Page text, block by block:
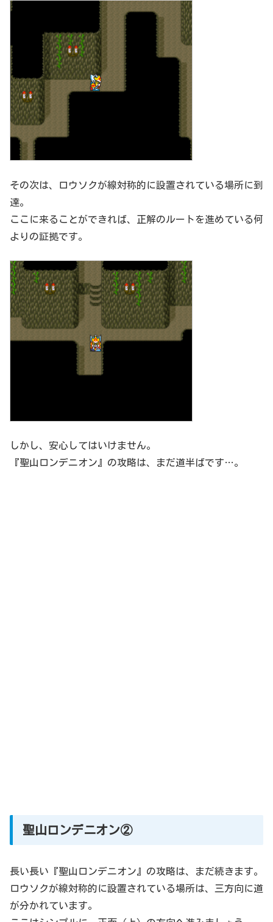
その次は、ロウソクが線対称的に設置されている場所に到
達。
ここに来ることができれば、正解のルートを進めている何
よりの証拠です。
しかし、安心してはいけません。
『聖山ロンデニオン』の攻略は、まだ道半ばです…。
聖山ロンデニオン②
長い長い『聖山ロンデニオン』の攻略は、まだ続きます。
ロウソクが線対称的に設置されている場所は、三方向に道
が分かれています。